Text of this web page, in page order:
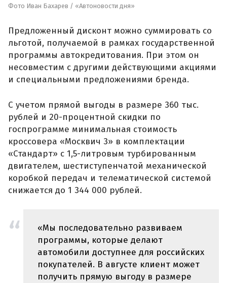
Фото Иван Бахарев / «Автоновости дня»
Предложенный дисконт можно суммировать со
льготой, получаемой в рамках государственной
программы автокредитования. При этом он
несовместим с другими действующими акциями
и специальными предложениями бренда.
С учетом прямой выгоды в размере 360 тыс.
рублей и 20-процентной скидки по
госпрограмме минимальная стоимость
кроссовера «Москвич 3» в комплектации
«Стандарт» с 1,5-литровым турбированным
двигателем, шестиступенчатой механической
коробкой передач и телематической системой
снижается до 1 344 000 рублей.
«Мы последовательно развиваем
программы, которые делают
автомобили доступнее для российских
покупателей. В августе клиент может
получить прямую выгоду в размере